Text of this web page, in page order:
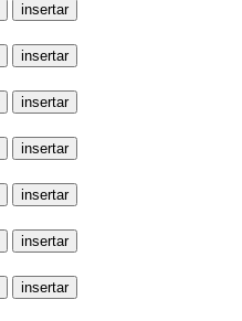
insertar
insertar
insertar
insertar
insertar
insertar
insertar